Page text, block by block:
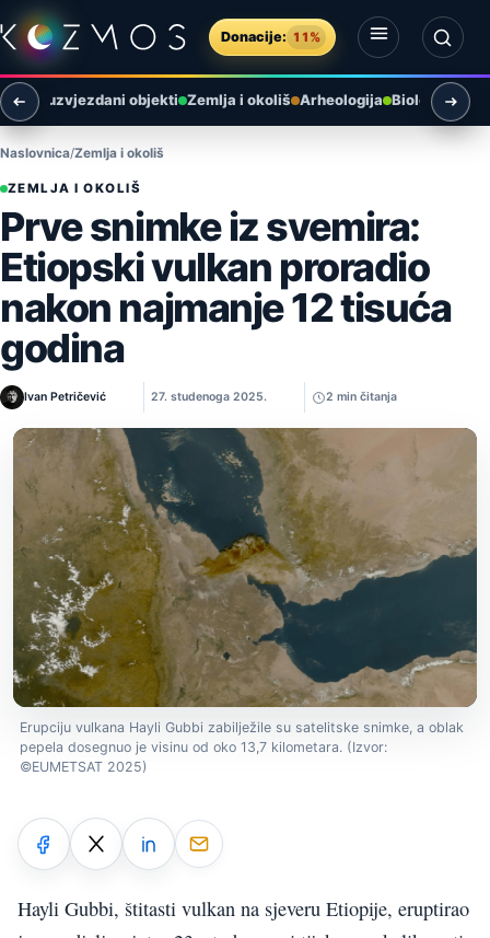
Preskoči na sadržaj
Donacije: 11%
Otvori izbornik
Otvori pretragu
Međuzvjezdani objekti Zemlja i okoliš Arheologija Biologija
Naslovnica Zemlja i okoliš
ZEMLJA I OKOLIŠ
Prve snimke iz svemira:
Etiopski vulkan proradio
nakon najmanje 12 tisuća
godina
Ivan Petričević 27. studenoga 2025. 2 min čitanja
Erupciju vulkana Hayli Gubbi zabilježile su satelitske snimke, a oblak
pepela dosegnuo je visinu od oko 13,7 kilometara. (Izvor:
©EUMETSAT 2025)
Hayli Gubbi, štitasti vulkan na sjeveru Etiopije, eruptirao